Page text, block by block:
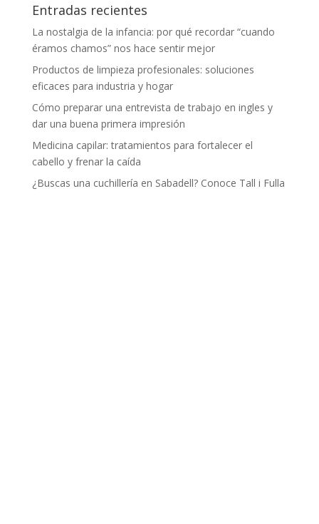
Entradas recientes
La nostalgia de la infancia: por qué recordar “cuando
éramos chamos” nos hace sentir mejor
Productos de limpieza profesionales: soluciones
eficaces para industria y hogar
Cómo preparar una entrevista de trabajo en ingles y
dar una buena primera impresión
Medicina capilar: tratamientos para fortalecer el
cabello y frenar la caída
¿Buscas una cuchillería en Sabadell? Conoce Tall i Fulla